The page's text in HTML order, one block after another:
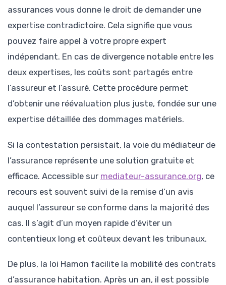
assurances vous donne le droit de demander une
expertise contradictoire. Cela signifie que vous
pouvez faire appel à votre propre expert
indépendant. En cas de divergence notable entre les
deux expertises, les coûts sont partagés entre
l’assureur et l’assuré. Cette procédure permet
d’obtenir une réévaluation plus juste, fondée sur une
expertise détaillée des dommages matériels.
Si la contestation persistait, la voie du médiateur de
l’assurance représente une solution gratuite et
efficace. Accessible sur mediateur-assurance.org, ce
recours est souvent suivi de la remise d’un avis
auquel l’assureur se conforme dans la majorité des
cas. Il s’agit d’un moyen rapide d’éviter un
contentieux long et coûteux devant les tribunaux.
De plus, la loi Hamon facilite la mobilité des contrats
d’assurance habitation. Après un an, il est possible